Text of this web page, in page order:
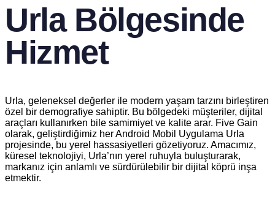
Urla Bölgesinde
Hizmet
Urla, geleneksel değerler ile modern yaşam tarzını birleştiren
özel bir demografiye sahiptir. Bu bölgedeki müşteriler, dijital
araçları kullanırken bile samimiyet ve kalite arar. Five Gain
olarak, geliştirdiğimiz her Android Mobil Uygulama Urla
projesinde, bu yerel hassasiyetleri gözetiyoruz. Amacımız,
küresel teknolojiyi, Urla’nın yerel ruhuyla buluşturarak,
markanız için anlamlı ve sürdürülebilir bir dijital köprü inşa
etmektir.